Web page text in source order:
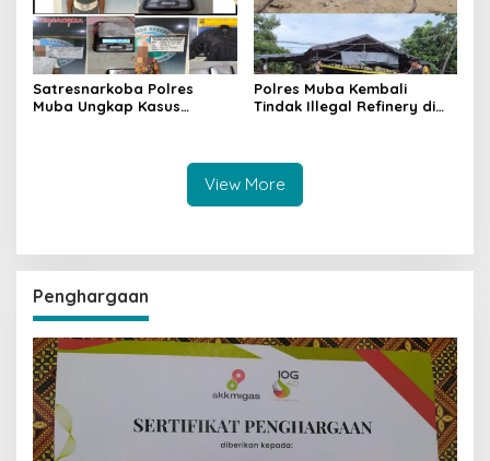
Satresnarkoba Polres
Muba Ungkap Kasus
Polres Muba Kembali
Tindak Illegal Refinery di
View More
Penghargaan